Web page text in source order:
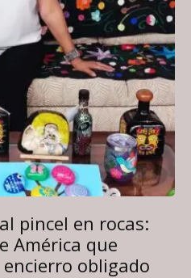
pincel en rocas:
América que
obligado